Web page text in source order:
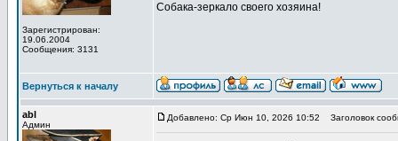
Зарегистрирован:
19.06.2004
Сообщения: 3131
Собака-зеркало своего хозяина!
Вернуться к началу
abl
Админ
Добавлено: Ср Июн 10, 2026 10:52 Заголовок